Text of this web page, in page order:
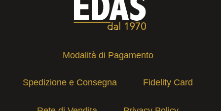
Modalità di Pagamento
Spedizione e Consegna Fidelity Card